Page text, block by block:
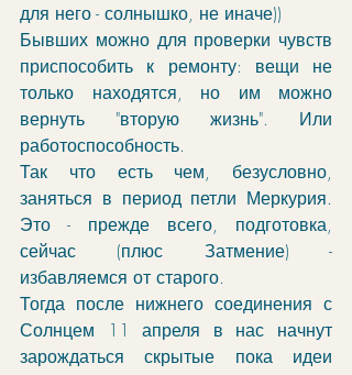
для него - солнышко, не иначе))
Бывших можно для проверки чувств
приспособить к ремонту: вещи не
только находятся, но им можно
вернуть "вторую жизнь". Или
работоспособность.
Так что есть чем, безусловно,
заняться в период петли Меркурия.
Это - прежде всего, подготовка,
сейчас (плюс Затмение) -
избавляемся от старого.
Тогда после нижнего соединения с
Солнцем 11 апреля в нас начнут
зарождаться скрытые пока идеи